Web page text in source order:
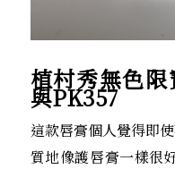
植村秀無色
與PK357
這款唇膏個人覺得即
質地像護唇膏一樣很